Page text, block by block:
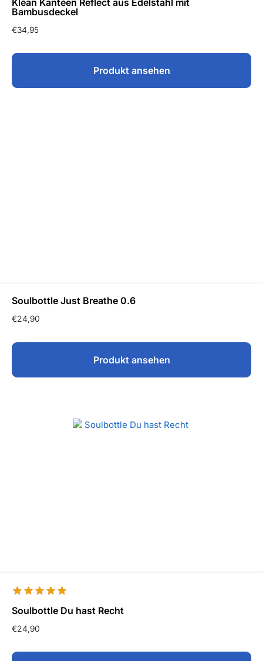
Bambusdeckel
€34,95
Produkt ansehen
Soulbottle Just Breathe 0.6
€24,90
Produkt ansehen
Soulbottle Du hast Recht
€24,90